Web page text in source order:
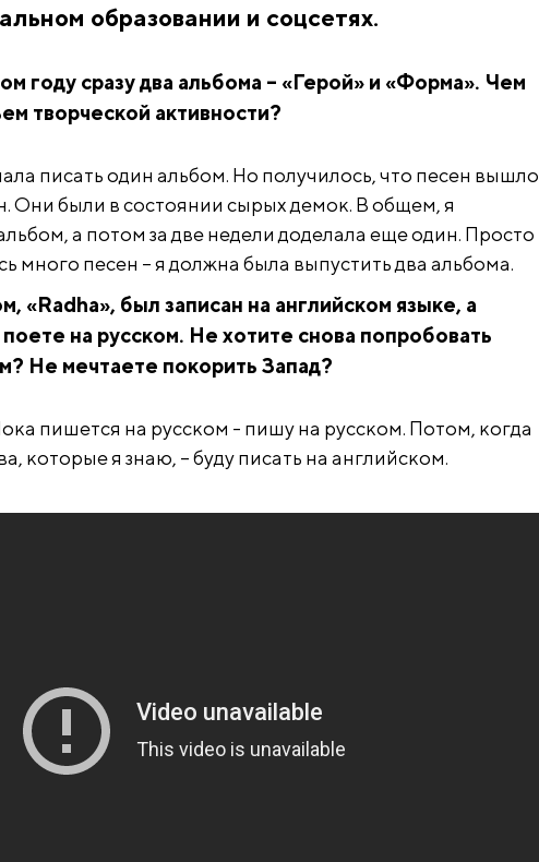
образовании и соцсетях.
году сразу два альбома – «Герой» и «Форма». Чем
творческой активности?
писать один альбом. Но получилось, что песен вышло
Они были в состоянии сырых демок. В общем, я
а потом за две недели доделала еще один. Просто
много песен – я должна была выпустить два альбома.
«Radha», был записан на английском языке, а
на русском. Не хотите снова попробовать
Не мечтаете покорить Запад?
пишется на русском - пишу на русском. Потом, когда
которые я знаю, – буду писать на английском.